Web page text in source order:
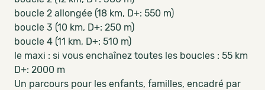
boucle 2 allongée (18 km, D+: 550 m)
boucle 3 (10 km, D+: 250 m)
boucle 4 (11 km, D+: 510 m)
le maxi : si vous enchaînez toutes les boucles : 55 km
D+: 2000 m
Un parcours pour les enfants, familles, encadré par